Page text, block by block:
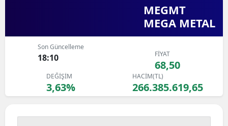
MEGMT
MEGA METAL
Son Güncelleme
18:10 FİYAT
68,50
DEĞİŞİM
3,63%
HACİM(TL)
266.385.619,65